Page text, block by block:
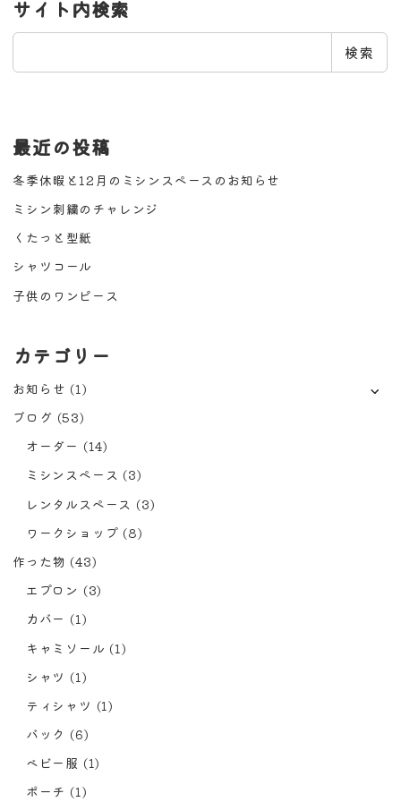
サイト内検索
検
検索
最近の投稿
冬季休暇と12月のミシンスペースのお知らせ
ミシン刺繍のチャレンジ
くたっと型紙
シャツコール
子供のワンピース
カテゴリー
お知らせ (1)
ブログ (53)
オーダー (14)
ミシンスペース (3)
レンタルスペース (3)
ワークショップ (8)
作った物 (43)
エプロン (3)
カバー (1)
キャミソール (1)
シャツ (1)
ティシャツ (1)
バック (6)
ベビー服 (1)
ポーチ (1)